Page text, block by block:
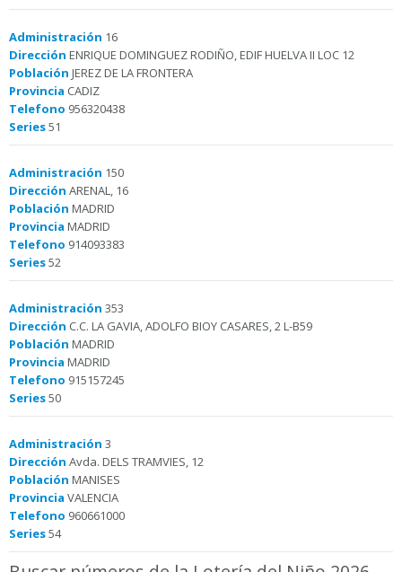
Administración 16
Dirección ENRIQUE DOMINGUEZ RODIÑO, EDIF HUELVA II LOC 12
Población JEREZ DE LA FRONTERA
Provincia CADIZ
Telefono 956320438
Series51
Administración 150
Dirección ARENAL, 16
Población MADRID
Provincia MADRID
Telefono 914093383
Series52
Administración 353
Dirección C.C. LA GAVIA, ADOLFO BIOY CASARES, 2 L-B59
Población MADRID
Provincia MADRID
Telefono 915157245
Series50
Administración 3
Dirección Avda. DELS TRAMVIES, 12
Población MANISES
Provincia VALENCIA
Telefono 960661000
Series54